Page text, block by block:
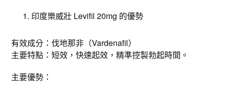
印度樂威壯 Levifil 20mg 的優勢
有效成分：伐地那非（Vardenafil）
主要特點：短效，快速起效，精準控製勃起時間。
主要優勢：